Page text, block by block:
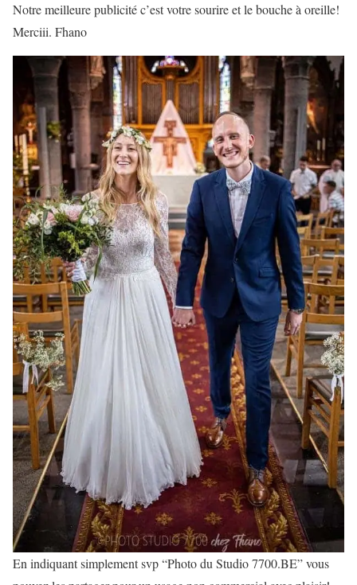
Notre meilleure publicité c’est votre sourire et le bouche à oreille!
Merciii. Fhano
En indiquant simplement svp “Photo du Studio 7700.BE” vous